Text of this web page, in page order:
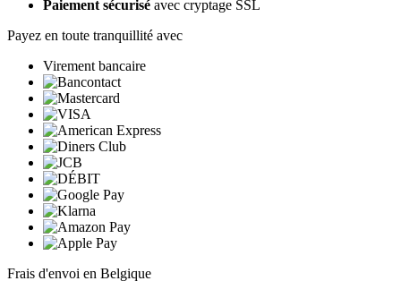
Paiement sécurisé avec cryptage SSL
Payez en toute tranquillité avec
Virement bancaire
Frais d'envoi en Belgique